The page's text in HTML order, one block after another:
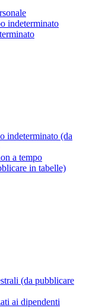
indeterminato
indeterminato (da
a tempo
in tabelle)
(da pubblicare
ai dipendenti